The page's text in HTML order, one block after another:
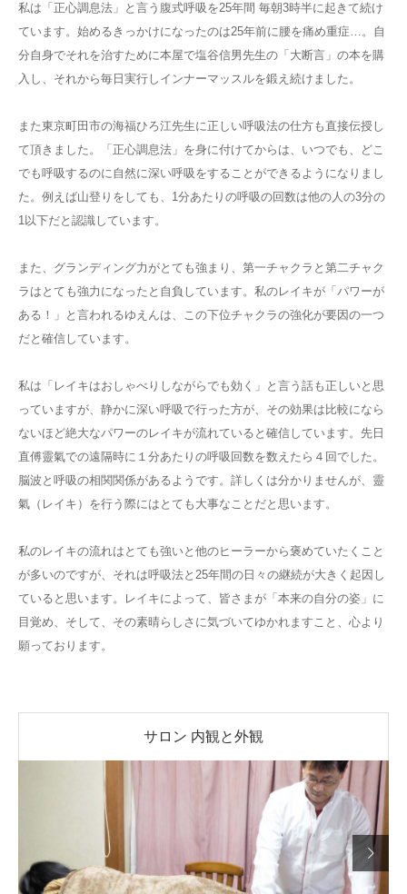
私は「正心調息法」と言う腹式呼吸を25年間 毎朝3時半に起きて続け
ています。始めるきっかけになったのは25年前に腰を痛め重症…。自
分自身でそれを治すために本屋で塩谷信男先生の「大断言」の本を購
入し、それから毎日実行しインナーマッスルを鍛え続けました。
また東京町田市の海福ひろ江先生に正しい呼吸法の仕方も直接伝授し
て頂きました。「正心調息法」を身に付けてからは、いつでも、どこ
でも呼吸するのに自然に深い呼吸をすることができるようになりまし
た。例えば山登りをしても、1分あたりの呼吸の回数は他の人の3分の
1以下だと認識しています。
また、グランディング力がとても強まり、第一チャクラと第二チャク
ラはとても強力になったと自負しています。私のレイキが「パワーが
ある！」と言われるゆえんは、この下位チャクラの強化が要因の一つ
だと確信しています。
私は「レイキはおしゃべりしながらでも効く」と言う話も正しいと思
っていますが、静かに深い呼吸で行った方が、その効果は比較になら
ないほど絶大なパワーのレイキが流れていると確信しています。先日
直傅靈氣での遠隔時に１分あたりの呼吸回数を数えたら４回でした。
脳波と呼吸の相関関係があるようです。詳しくは分かりませんが、靈
氣（レイキ）を行う際にはとても大事なことだと思います。
私のレイキの流れはとても強いと他のヒーラーから褒めていたくこと
が多いのですが、それは呼吸法と25年間の日々の継続が大きく起因し
ていると思います。レイキによって、皆さまが「本来の自分の姿」に
目覚め、そして、その素晴らしさに気づいてゆかれますこと、心より
願っております。
サロン 内観と外観
